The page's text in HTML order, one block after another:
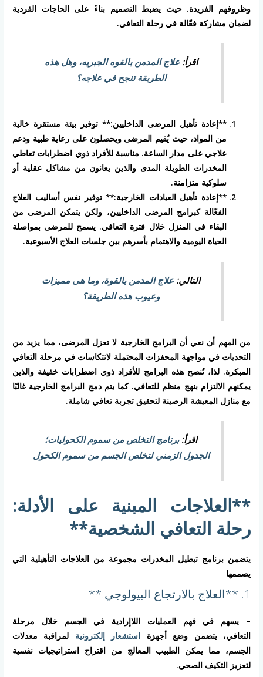
وظروفهم الفريدة. حيث يضبط التصميم بناءً على الحاجات الفردية
لضمان مشاركة فعّالة في رحلة التعافي.
اقرأ:علاج المدمن بالقوه الجبريه، وهل هذه
الطريقة تنجح في علاجه؟
**إعادة تأهيل المرضى الداخليين:** توفير بيئة مستقرة خالية
من المواد، حيث يُقيم المرضى ويحصلون على رعاية طبية ودعم
علاجي على مدار الساعة. مناسبة للأفراد ذوي اضطرابات تعاطي
المخدرات الطويلة المدى والذين يعانون من مشاكل عقلية أو
سلوكية متزامنة.
**إعادة تأهيل العيادات الخارجية:** توفير نفس أساليب العلاج
الفعّالة كبرامج المرضى الداخليين، ولكن يتمكن المرضى من
البقاء في المنزل خلال فترة التعافي. يسمح للمرضى بمواصلة
الحياة اليومية والاهتمام بأسرهم بين جلسات العلاج الأسبوعية.
التالي: علاج المدمن بالقوة، وما هى مميزات
وعيوب هذه الطريقة؟
من المهم أن نعي أن البرامج الخارجية لا تعزل المرضى، مما يزيد من
التحديات في مواجهة المحفزات المحتملة لانتكاسات في مرحلة التعافي
المبكرة. لذا، تُنصح هذه البرامج للأفراد ذوي اضطرابات خفيفة والذين
يمكنهم الالتزام بنهج منظم للتعافي. كما يتم دمج البرامج الخارجية غالبًا
مع منازل المعيشة الرصينة لتحقيق تجربة تعافي شاملة.
اقرأ:برنامج التخلص من سموم الكحوليات؛
الجدول الزمني لتخلص الجسم من سموم الكحول
**العلاجات المبنية على الأدلة:
رحلة التعافي الشخصية**
يتضمن برنامج تبطيل المخدرات مجموعة من العلاجات التأهيلية التي
يصممها
1. **العلاج بالارتجاع البيولوجي:**
– يسهم في فهم العمليات اللاإرادية في الجسم خلال مرحلة
التعافي، يتضمن وضع أجهزة استشعار إلكترونية لمراقبة معدلات
الجسم، مما يمكن الطبيب المعالج من اقتراح استراتيجيات نفسية
لتعزيز التكيف الصحي.